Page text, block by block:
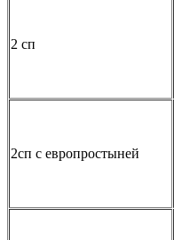
2 сп
2сп с европростыней